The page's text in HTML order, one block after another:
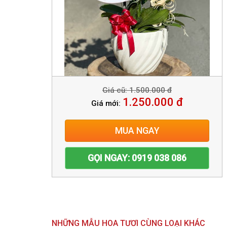
Giá cũ: 1.500.000 đ
Giá mới: 1.250.000 đ
MUA NGAY
GỌI NGAY: 0919 038 086
NHỮNG MẪU HOA TƯƠI CÙNG LOẠI KHÁC